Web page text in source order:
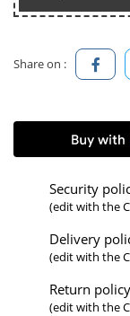
Share on :
Security
(edit with the
Delivery
(edit with the
Return policy
(edit with the